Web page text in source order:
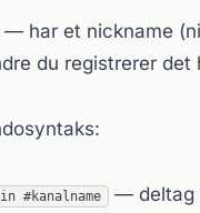
— har et nickname
du registrerer
#kanalname — deltag